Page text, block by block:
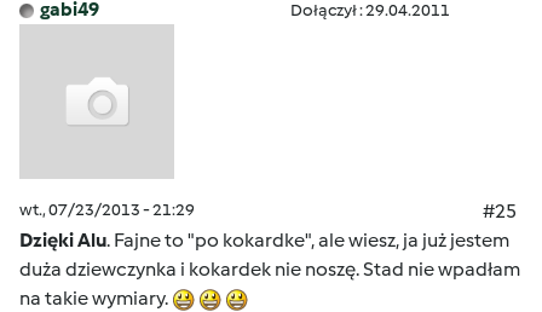
gabi49 Dołączył : 29.04.2011
wt., 07/23/2013 - 21:29
#25
Dzięki Alu. Fajne to "po kokardke", ale wiesz, ja już jestem
duża dziewczynka i kokardek nie noszę. Stad nie wpadłam
na takie wymiary.